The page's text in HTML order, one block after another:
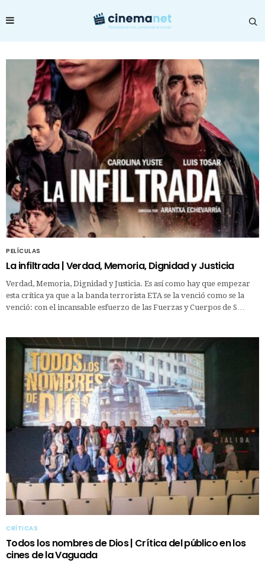
PELÍCULAS
La infiltrada | Verdad, Memoria, Dignidad y Justicia
Verdad, Memoria, Dignidad y Justicia. Es así como hay que empezar
esta crítica ya que a la banda terrorista ETA se la venció como se la
venció: con el incansable esfuerzo de las Fuerzas y Cuerpos de S…
CRÍTICAS
Todos los nombres de Dios | Crítica del público en los
cines de la Vaguada